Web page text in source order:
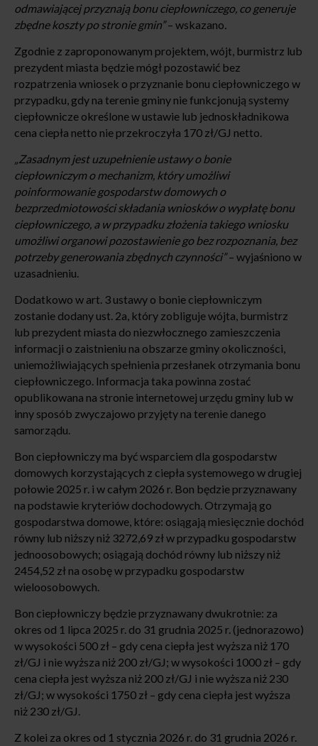
odmawiającej przyznają bonu ciepłowniczego, co generuje
zbędne koszty po stronie gmin”– wskazano.
Zgodnie z zaproponowanym projektem, wójt, burmistrz lub
prezydent miasta będzie mógł pozostawić bez
rozpatrzenia wniosek o przyznanie bonu ciepłowniczego w
przypadku, gdy na terenie gminy nie funkcjonują systemy
ciepłownicze określone w ustawie lub jednoskładnikowa
cena ciepła netto nie przekroczyła 170 zł/GJ netto.
„Zasadnym jest uzupełnienie ustawy o bonie
ciepłowniczym o mechanizm, który umożliwi
poinformowanie gospodarstw domowych o
bezprzedmiotowości składania wniosków o wypłatę bonu
ciepłowniczego, a w przypadku złożenia takiego wniosku
umożliwi organowi pozostawienie go bez rozpoznania, bez
potrzeby generowania zbędnych czynności”– wyjaśniono w
uzasadnieniu.
Dodatkowo w art. 3 ustawy o bonie ciepłowniczym
zostanie dodany ust. 2a, który zobliguje wójta, burmistrz
lub prezydent miasta do niezwłocznego zamieszczenia
informacji o zaistnieniu na obszarze gminy okoliczności,
uniemożliwiających spełnienia przesłanek otrzymania bonu
ciepłowniczego. Informacja taka powinna zostać
opublikowana na stronie internetowej urzędu gminy lub w
inny sposób zwyczajowo przyjęty na terenie danego
samorządu.
Bon ciepłowniczy ma być wsparciem dla gospodarstw
domowych korzystających z ciepła systemowego w drugiej
połowie 2025 r. i w całym 2026 r. Bon będzie przyznawany
na podstawie kryteriów dochodowych. Otrzymają go
gospodarstwa domowe, które: osiągają miesięcznie dochód
równy lub niższy niż 3272,69 zł w przypadku gospodarstw
jednoosobowych; osiągają dochód równy lub niższy niż
2454,52 zł na osobę w przypadku gospodarstw
wieloosobowych.
Bon ciepłowniczy będzie przyznawany dwukrotnie: za
okres od 1 lipca 2025 r. do 31 grudnia 2025 r. (jednorazowo)
w wysokości 500 zł – gdy cena ciepła jest wyższa niż 170
zł/GJ i nie wyższa niż 200 zł/GJ; w wysokości 1000 zł – gdy
cena ciepła jest wyższa niż 200 zł/GJ i nie wyższa niż 230
zł/GJ; w wysokości 1750 zł – gdy cena ciepła jest wyższa
niż 230 zł/GJ.
Z kolei za okres od 1 stycznia 2026 r. do 31 grudnia 2026 r.